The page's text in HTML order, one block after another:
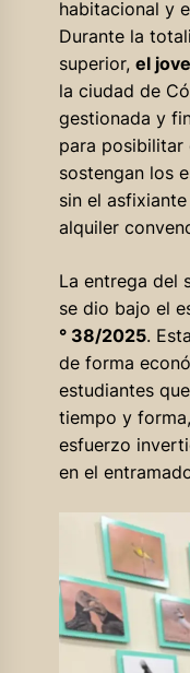
habitacional y
Durante la
superior, el
la ciudad de
gestionada y
para posibilitar
sostengan los
sin el
alquiler
La entrega del
se dio bajo el
° 38/2025.
de forma
estudiantes
tiempo y
esfuerzo
en el